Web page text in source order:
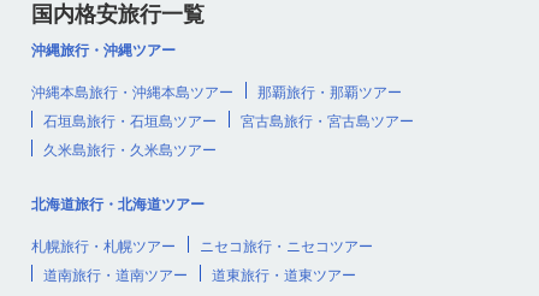
国内格安旅行一覧
沖縄旅行・沖縄ツアー
沖縄本島旅行・沖縄本島ツアー
那覇旅行・那覇ツアー
石垣島旅行・石垣島ツアー
宮古島旅行・宮古島ツアー
久米島旅行・久米島ツアー
北海道旅行・北海道ツアー
札幌旅行・札幌ツアー
ニセコ旅行・ニセコツアー
道南旅行・道南ツアー
道東旅行・道東ツアー